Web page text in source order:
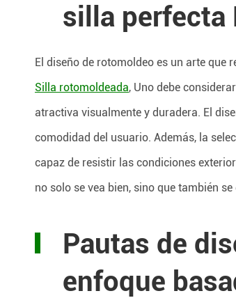
silla perfecta
El diseño de rotomoldeo es un arte que
Silla rotomoldeada, Uno debe
atractiva visualmente y duradera. El
comodidad del usuario. Además, la
capaz de resistir las condiciones
no solo se vea bien, sino que también
Pautas de
enfoque